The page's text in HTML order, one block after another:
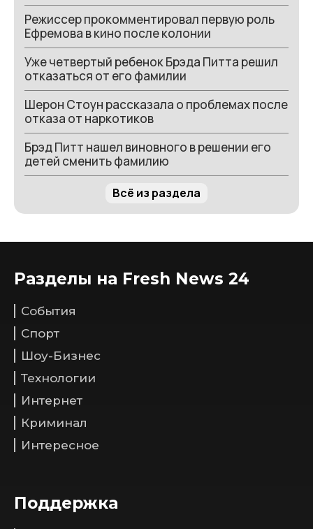
Режиссер прокомментировал первую роль
Ефремова в кино после колонии
Уже четвертый ребенок Брэда Питта решил
отказаться от его фамилии
Шерон Стоун рассказала о проблемах после
отказа от наркотиков
Брэд Питт нашел виновного в решении его
детей сменить фамилию
Всё из раздела
Разделы на Fresh News 24
События
Спорт
Шоу-Бизнес
Технологии
Интернет
Криминал
Интересное
Поддержка